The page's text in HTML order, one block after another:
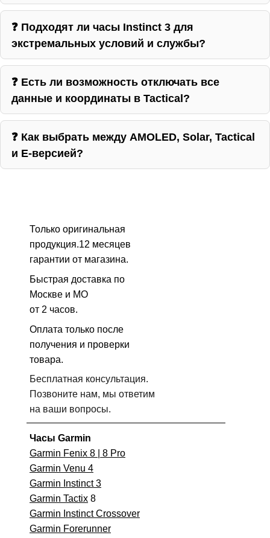
❓ Подходят ли часы Instinct 3 для
экстремальных условий и службы?
❓ Есть ли возможность отключать все
данные и координаты в Tactical?
❓ Как выбрать между AMOLED, Solar, Tactical
и E-версией?
Оплата только после
получения и проверки
товара.
Быстрая доставка по
Москве и МО
от 2 часов.
Бесплатная консультация.
Позвоните нам, мы ответим
на ваши вопросы.
Только оригинальная
продукция.12 месяцев
гарантии от магазина.
Часы Garmin
Garmin Fenix 8 | 8 Pro
Garmin Venu 4
Garmin Instinct 3
Garmin Tactix 8
Garmin Instinct Crossover
Garmin Forerunner